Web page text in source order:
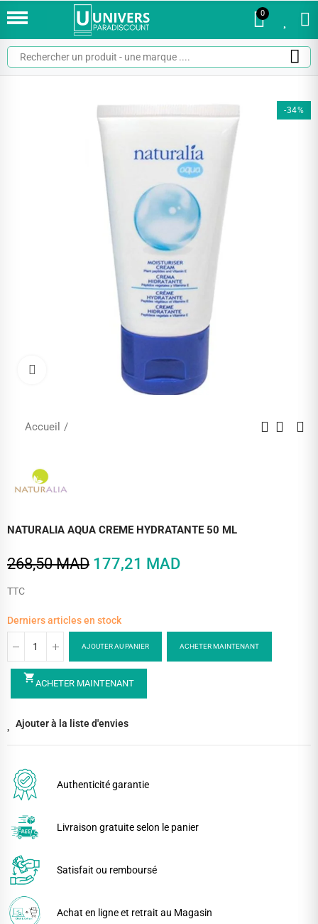
0
-34%
Cliquez pour agrandir
Accueil
NATURALIA AQUA CREME HYDRATANTE 50 ML
268,50 MAD 177,21 MAD
TTC
Derniers articles en stock
AJOUTER AU PANIER ACHETER MAINTENANT
shopping_cartACHETER MAINTENANT
Ajouter à la liste d'envies
Authenticité garantie
Livraison gratuite selon le panier
Satisfait ou remboursé
Achat en ligne et retrait au Magasin